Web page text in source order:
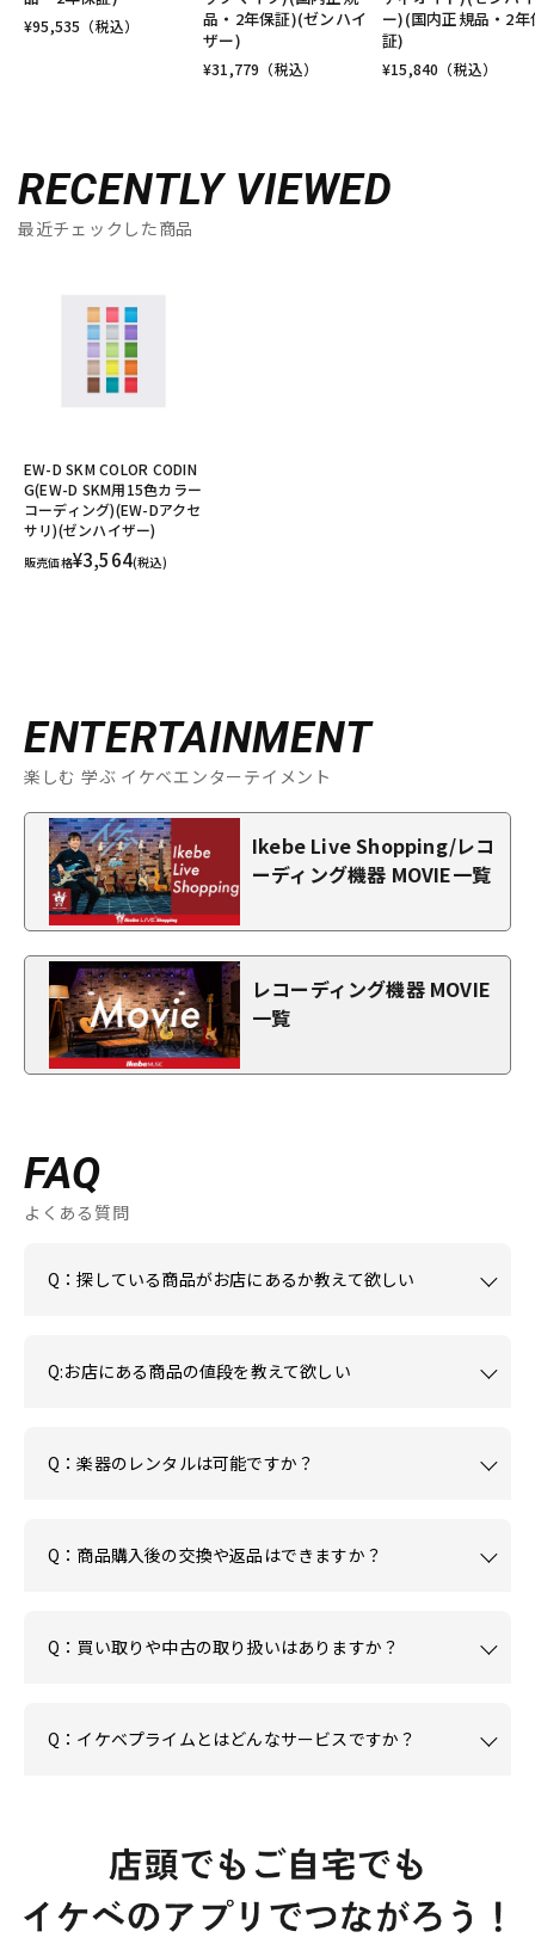
¥95,535 （税込）
品・2年保証)(ゼンハイ
ザー)
¥31,779 （税込）
ー)(国内正規品・2年
証)
¥15,840 （税込）
RECENTLY VIEWED
最近チェックした商品
EW-D SKM COLOR CODIN
G(EW-D SKM用15色カラー
コーディング)(EW-Dアクセ
サリ)(ゼンハイザー)
販売価格¥3,564(税込)
ENTERTAINMENT
楽しむ 学ぶ イケベエンターテイメント
Ikebe Live Shopping/レコ
ーディング機器 MOVIE一覧
レコーディング機器 MOVIE
一覧
FAQ
よくある質問
Q：探している商品がお店にあるか教えて欲しい
Q:お店にある商品の値段を教えて欲しい
Q：楽器のレンタルは可能ですか？
Q：商品購入後の交換や返品はできますか？
Q：買い取りや中古の取り扱いはありますか？
Q：イケベプライムとはどんなサービスですか？